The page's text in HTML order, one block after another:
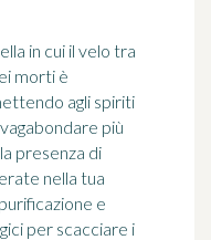
in cui il velo tra
morti è
agli spiriti
più
presenza di
nella tua
e
per scacciare i